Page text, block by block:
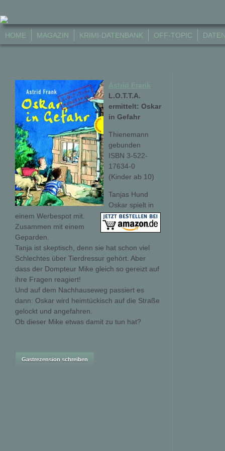
HOME MAGAZIN KRIMI-DATENBANK OFF-TOPIC
L.O.T.T.A.
ermittelt: Oskar
in Gefahr
Thienemann
gebunden
ISBN 3-522-
17634-0
(Kinder ab 10)
Tanjas Hund
Oskar spielt in
einem Werbespot mit.
Zusammen mit einem
Geparden.
Tanja ist skeptisch, denn sie hat schon viel
Schlechtes über Tierdressur gehört. Aber
dass der Dompteur Mike gleich so gereizt auf
ihre Fragen reagiert!
Und auf dem Nachhauseweg passiert es
dann: Oskar wird heimtückisch auf die Straße
gelockt und angefahren.
Ob dieser Mike etwas damit zu tun hat?